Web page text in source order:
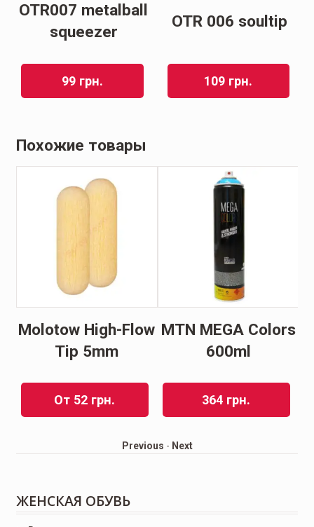
OTR007 metalball
squeezer
99 грн.
OTR 006 soultip
109 грн.
Похожие товары
Molotow High-Flow
Tip 5mm
От 52 грн.
MTN MEGA Colors
600ml
364 грн.
Previous - Next
ЖЕНСКАЯ ОБУВЬ